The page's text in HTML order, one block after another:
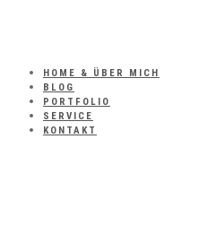
HOME & ÜBER MICH
BLOG
PORTFOLIO
SERVICE
KONTAKT